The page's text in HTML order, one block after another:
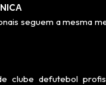
seguem a mesma
clube defutebol